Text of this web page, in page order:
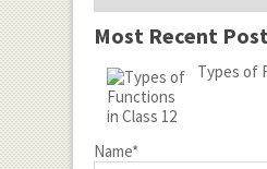
Most Recent
Types of
Name*